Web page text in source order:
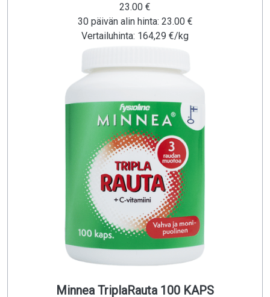
23.00 €
30 päivän alin hinta: 23.00 €
Vertailuhinta: 164,29 €/kg
Minnea TriplaRauta 100 KAPS